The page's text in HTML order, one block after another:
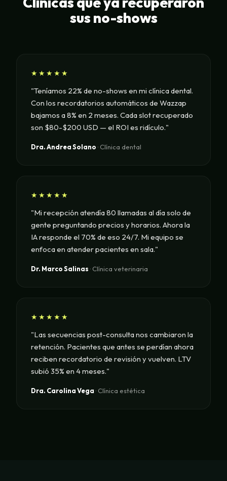
sus no-shows
★★★★★
"Teníamos 22% de no-shows en mi clínica dental.
Con los recordatorios automáticos de Wazzap
bajamos a 8% en 2 meses. Cada slot recuperado
son $80-$200 USD — el ROI es ridículo."
Dra. Andrea Solano · Clínica dental
★★★★★
"Mi recepción atendía 80 llamadas al día solo de
gente preguntando precios y horarios. Ahora la
IA responde el 70% de eso 24/7. Mi equipo se
enfoca en atender pacientes en sala."
Dr. Marco Salinas · Clínica veterinaria
★★★★★
"Las secuencias post-consulta nos cambiaron la
retención. Pacientes que antes se perdían ahora
reciben recordatorio de revisión y vuelven. LTV
subió 35% en 4 meses."
Dra. Carolina Vega · Clínica estética